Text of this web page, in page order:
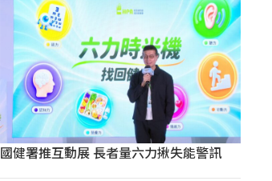
國健署推互動展 長者量六力揪失能警訊